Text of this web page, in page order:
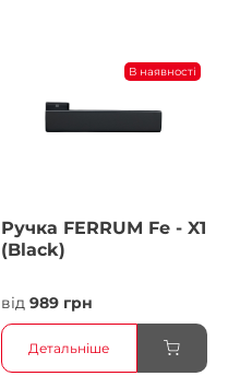
В наявності
Ручка FERRUМ Fe - X1
(Black)
від 989 грн
Детальніше